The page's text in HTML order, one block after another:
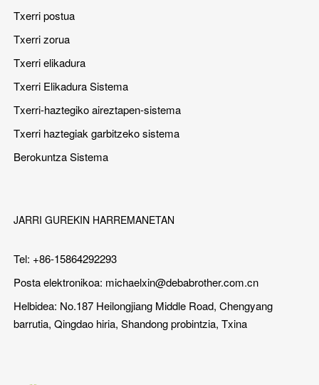
Txerri postua
Txerri zorua
Txerri elikadura
Txerri Elikadura Sistema
Txerri-haztegiko aireztapen-sistema
Txerri haztegiak garbitzeko sistema
Berokuntza Sistema
JARRI GUREKIN HARREMANETAN
Tel: +86-15864292293
Posta elektronikoa: michaelxin@debabrother.com.cn
Helbidea: No.187 Heilongjiang Middle Road, Chengyang
barrutia, Qingdao hiria, Shandong probintzia, Txina